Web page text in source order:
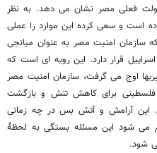
فعلی مصر نشان می دهد. به نظر
است و سعی کرده این موارد را عملی
سازمان امنیت مصر به عنوان میانجی
قرار دارد. این رویه ای است که
اوج می گرفت، سازمان امنیت مصر
برای کاهش تنش و بازگشت
این آرامش و آتش بس در چه زمانی
می شود این مسئله بستگی به لحظۀ
شود.